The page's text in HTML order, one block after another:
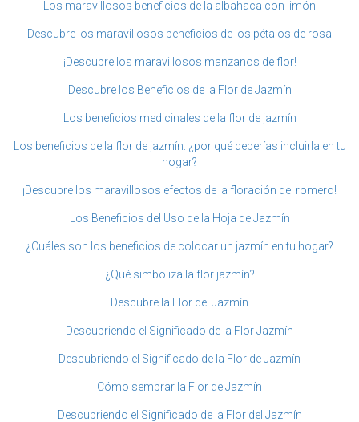
Los maravillosos beneficios de la albahaca con limón
Descubre los maravillosos beneficios de los pétalos de rosa
¡Descubre los maravillosos manzanos de flor!
Descubre los Beneficios de la Flor de Jazmín
Los beneficios medicinales de la flor de jazmín
Los beneficios de la flor de jazmín: ¿por qué deberías incluirla en tu
hogar?
¡Descubre los maravillosos efectos de la floración del romero!
Los Beneficios del Uso de la Hoja de Jazmín
¿Cuáles son los beneficios de colocar un jazmín en tu hogar?
¿Qué simboliza la flor jazmín?
Descubre la Flor del Jazmín
Descubriendo el Significado de la Flor Jazmín
Descubriendo el Significado de la Flor de Jazmín
Cómo sembrar la Flor de Jazmín
Descubriendo el Significado de la Flor del Jazmín